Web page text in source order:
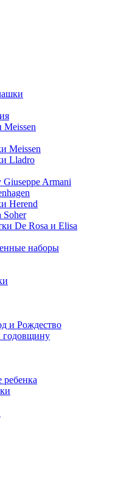
Meissen
Lladro
Giuseppe Armani
Herend
Soher
De Rosa и Elisa
наборы
и Рождество
годовщину